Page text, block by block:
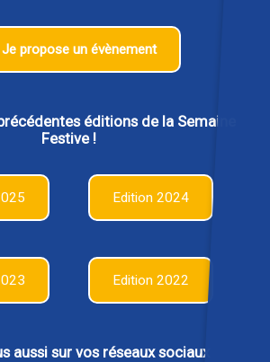
Je propose un évènement
éditions de la Semaine
Festive !
Edition 2024
Edition 2022
aussi sur vos réseaux sociaux